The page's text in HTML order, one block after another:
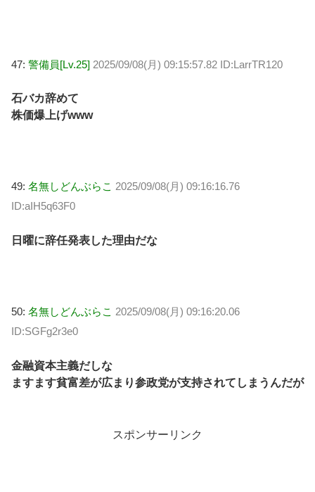
47: 警備員[Lv.25] 2025/09/08(月) 09:15:57.82 ID:LarrTR120
石バカ辞めて
株価爆上げwww
49: 名無しどんぶらこ 2025/09/08(月) 09:16:16.76
ID:aIH5q63F0
日曜に辞任発表した理由だな
50: 名無しどんぶらこ 2025/09/08(月) 09:16:20.06
ID:SGFg2r3e0
金融資本主義だしな
ますます貧富差が広まり参政党が支持されてしまうんだが
スポンサーリンク